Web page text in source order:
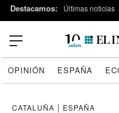
Destacamos: Últimas noticias
OPINIÓN ESPAÑA
CATALUÑA | ESPAÑA